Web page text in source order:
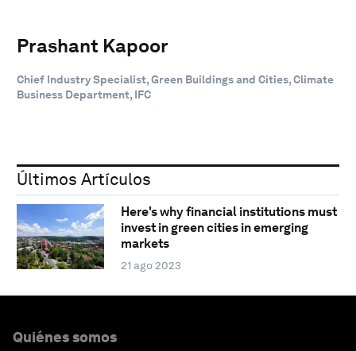
Prashant Kapoor
Chief Industry Specialist, Green Buildings and Cities, Climate
Business Department, IFC
Últimos Artículos
Here's why financial institutions must
invest in green cities in emerging
markets
21 ago 2023
Quiénes somos